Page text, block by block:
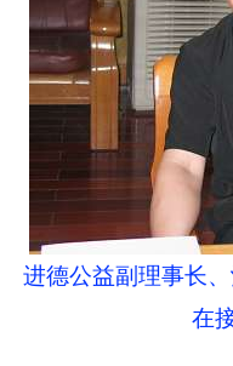
进德公益副理事长
在